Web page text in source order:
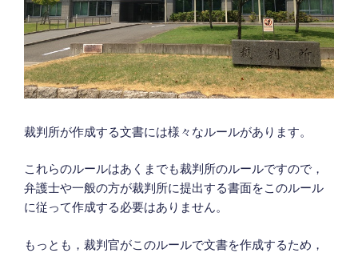
裁判所が作成する文書には様々なルールがあります。
これらのルールはあくまでも裁判所のルールですので，
弁護士や一般の方が裁判所に提出する書面をこのルール
に従って作成する必要はありません。
もっとも，裁判官がこのルールで文書を作成するため，